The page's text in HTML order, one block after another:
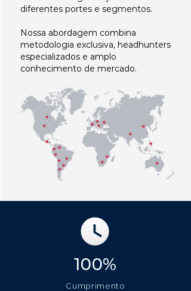
diferentes portes e segmentos.
Nossa abordagem combina
metodologia exclusiva, headhunters
especializados e amplo
conhecimento de mercado.
100%
Cumprimento